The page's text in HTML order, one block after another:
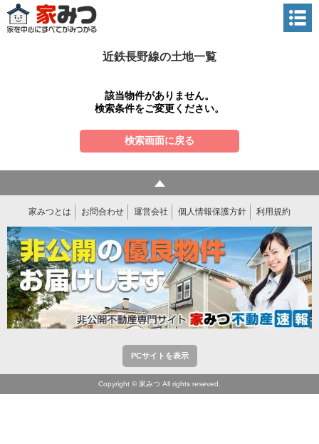
近鉄長野線の土地一覧
該当物件がありません。
検索条件をご変更ください。
検索画面に戻る
家みつとは お問合わせ 運営会社 個人情報保護方針 利用規約
PCサイトを表示
Copyright © 家みつ All rights reseved.